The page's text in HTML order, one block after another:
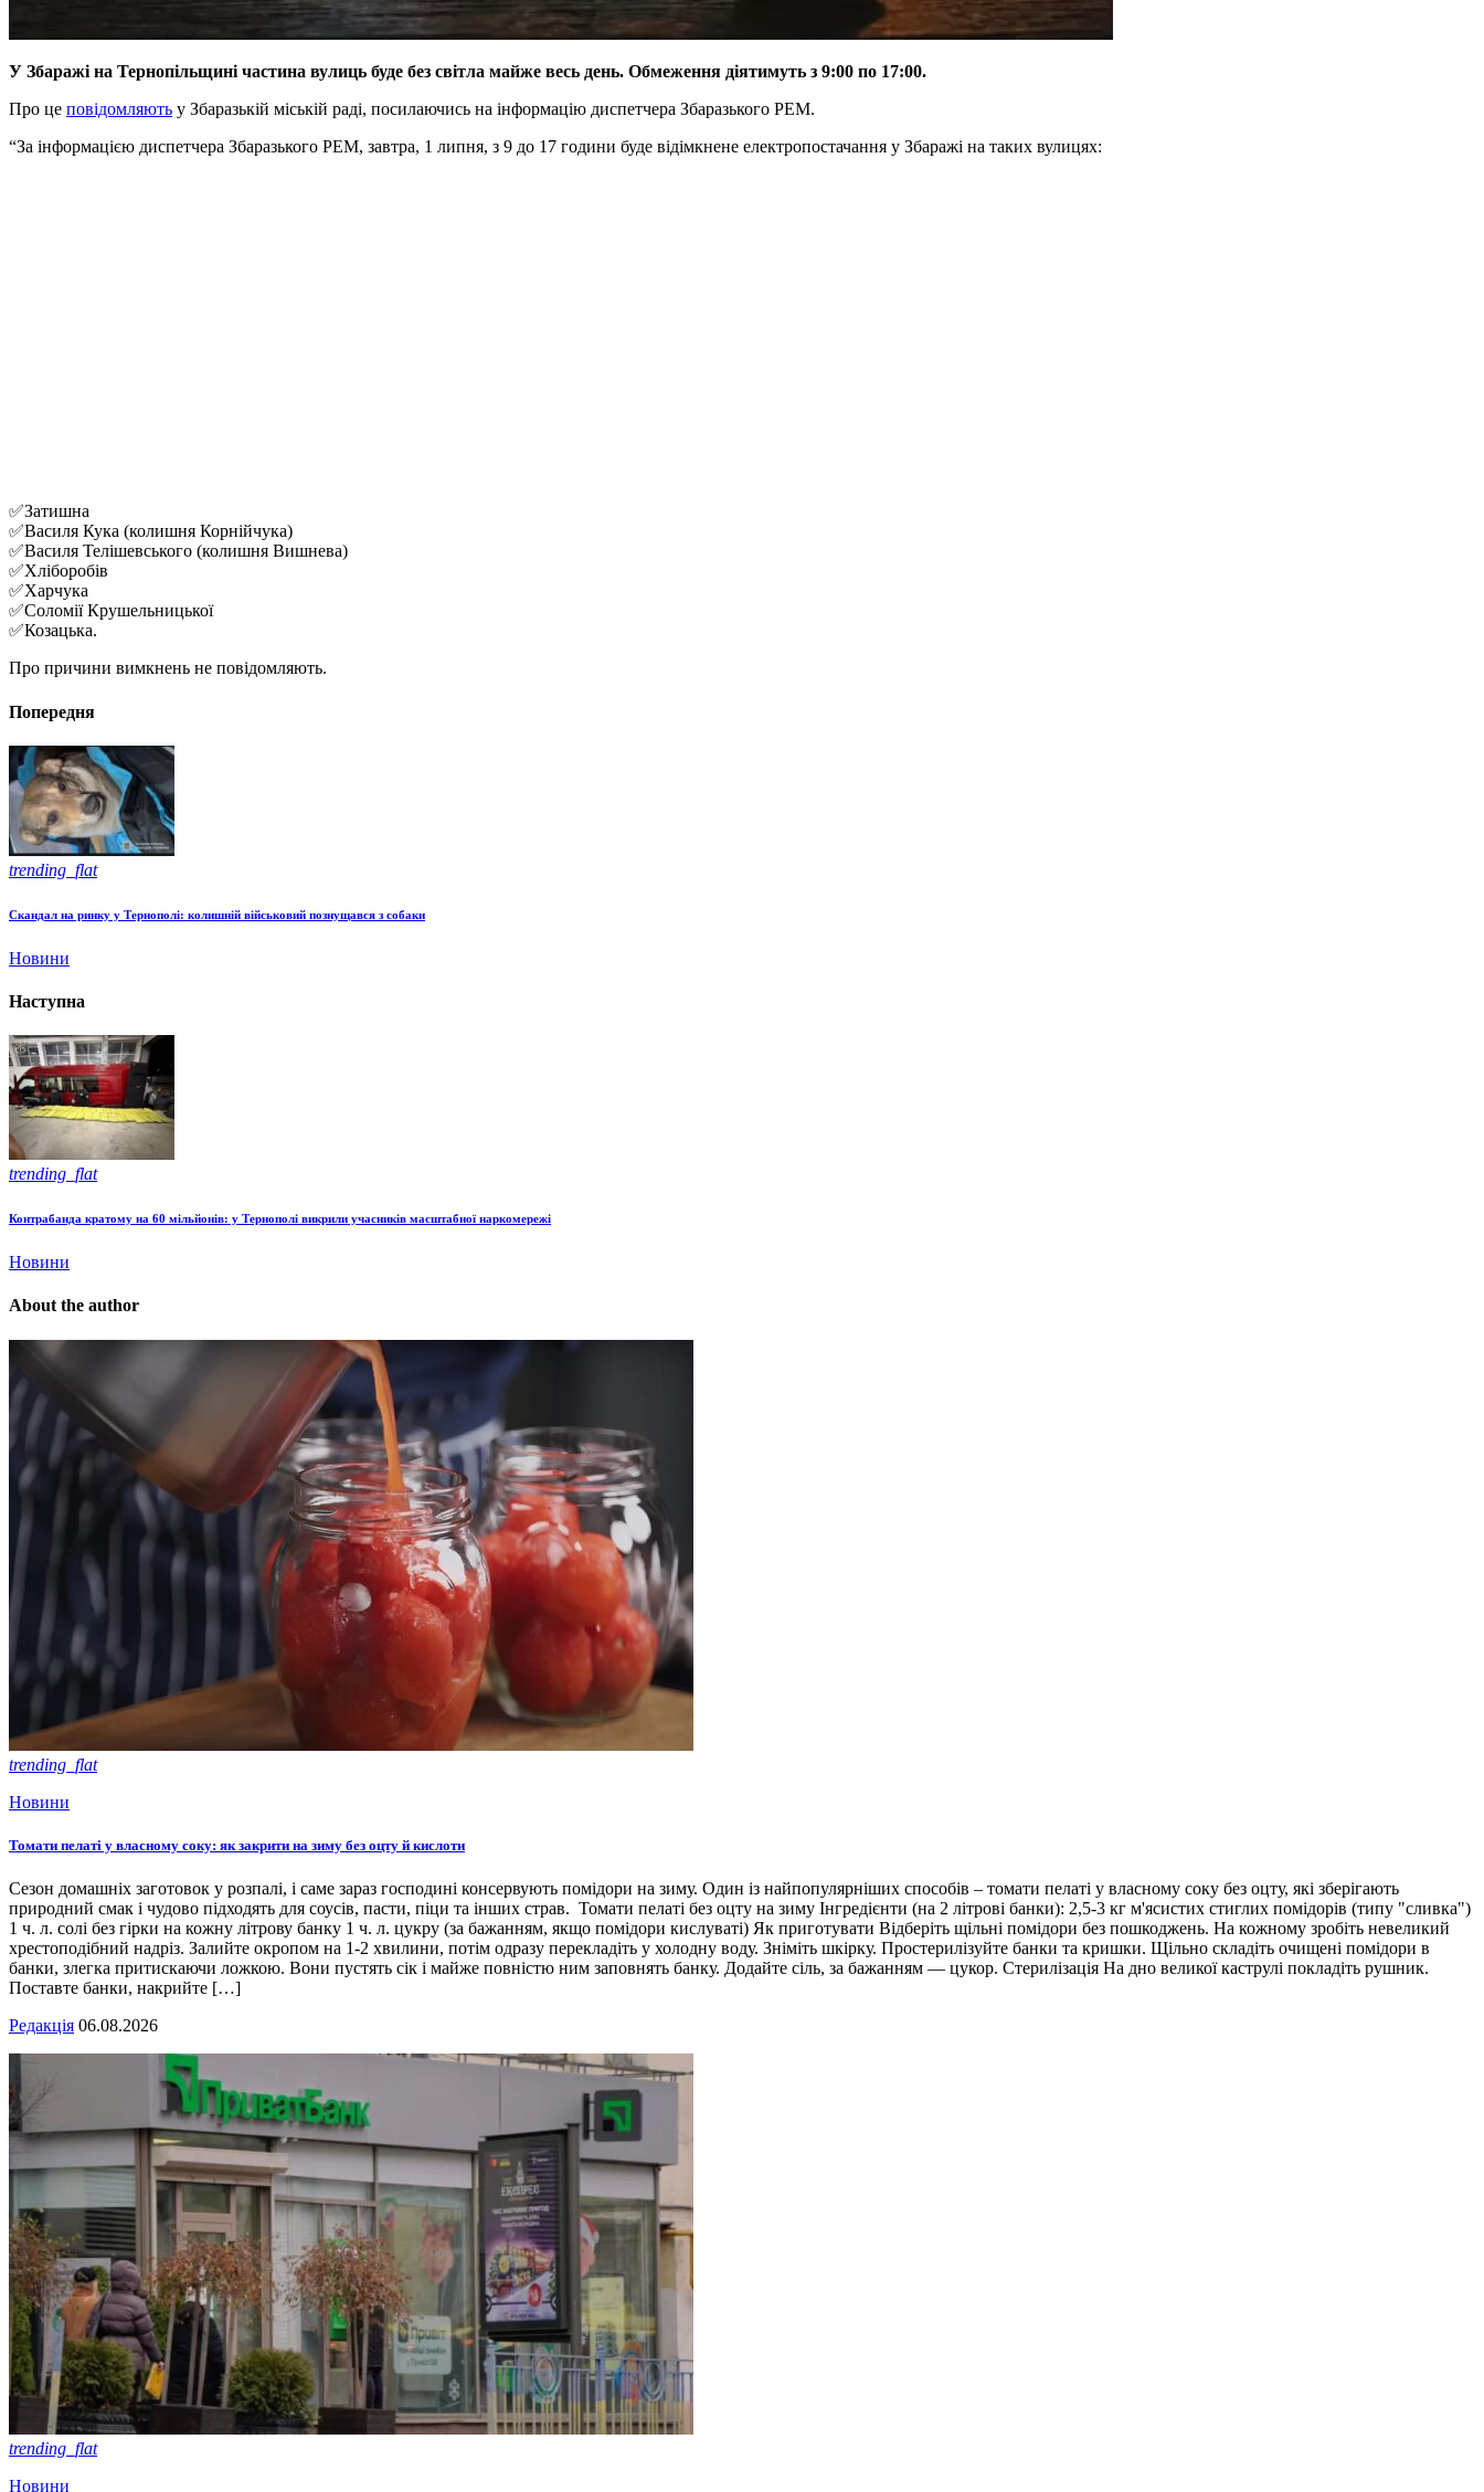
У Збаражі на Тернопільщині частина вулиць буде без світла майже весь день. Обмеження діятимуть з 9:00 по 17:00.
Про це повідомляють у Збаразькій міській раді, посилаючись на інформацію диспетчера Збаразького РЕМ.
“За інформацією диспетчера Збаразького РЕМ, завтра, 1 липня, з 9 до 17 години буде відімкнене електропостачання у Збаражі на таких вулицях:
✅Затишна
✅Василя Кука (колишня Корнійчука)
✅Василя Телішевського (колишня Вишнева)
✅Хліборобів
✅Харчука
✅Соломії Крушельницької
✅Козацька.
Про причини вимкнень не повідомляють.
Попередня
trending_flat
Скандал на ринку у Тернополі: колишній військовий познущався з собаки
Новини
Наступна
trending_flat
Контрабанда кратому на 60 мільйонів: у Тернополі викрили учасників масштабної наркомережі
Новини
About the author
trending_flat
Новини
Томати пелаті у власному соку: як закрити на зиму без оцту й кислоти
Сезон домашніх заготовок у розпалі, і саме зараз господині консервують помідори на зиму. Один із найпопулярніших способів – томати пелаті у власному соку без оцту, які зберігають
природний смак і чудово підходять для соусів, пасти, піци та інших страв. Томати пелаті без оцту на зиму Інгредієнти (на 2 літрові банки): 2,5-3 кг м'ясистих стиглих помідорів (типу "сливка")
1 ч. л. солі без гірки на кожну літрову банку 1 ч. л. цукру (за бажанням, якщо помідори кислуваті) Як приготувати Відберіть щільні помідори без пошкоджень. На кожному зробіть невеликий
хрестоподібний надріз. Залийте окропом на 1-2 хвилини, потім одразу перекладіть у холодну воду. Зніміть шкірку. Простерилізуйте банки та кришки. Щільно складіть очищені помідори в
банки, злегка притискаючи ложкою. Вони пустять сік і майже повністю ним заповнять банку. Додайте сіль, за бажанням — цукор. Стерилізація На дно великої каструлі покладіть рушник.
Поставте банки, накрийте […]
Редакція 06.08.2026
trending_flat
Новини